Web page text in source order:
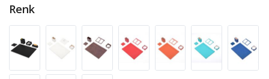
Renk